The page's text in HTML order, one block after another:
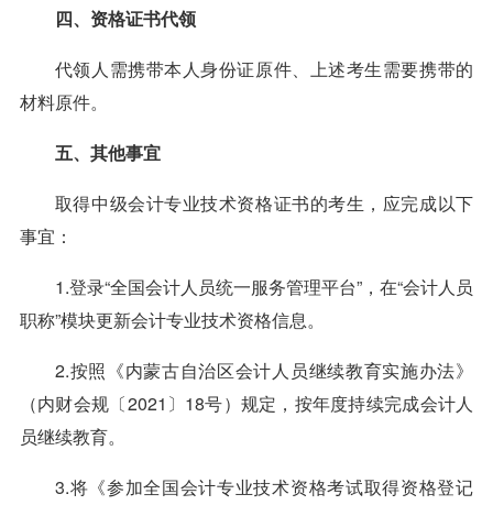
四、资格证书代领
代领人需携带本人身份证原件、上述考生需要携带的
材料原件。
五、其他事宜
取得中级会计专业技术资格证书的考生，应完成以下
事宜：
1.登录“全国会计人员统一服务管理平台”，在“会计人员
职称”模块更新会计专业技术资格信息。
2.按照《内蒙古自治区会计人员继续教育实施办法》
（内财会规〔2021〕18号）规定，按年度持续完成会计人
员继续教育。
3.将《参加全国会计专业技术资格考试取得资格登记